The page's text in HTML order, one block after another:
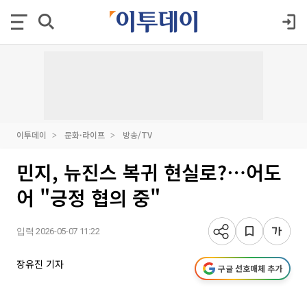
이투데이 문화·라이프 방송/TV
민지, 뉴진스 복귀 현실로?⋯어도
어 "긍정 협의 중"
입력 2026-05-07 11:22
장유진 기자 구글 선호매체 추가